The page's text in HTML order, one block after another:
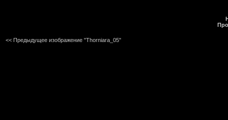
<< Предыдущее изображение "Thorniara_05"